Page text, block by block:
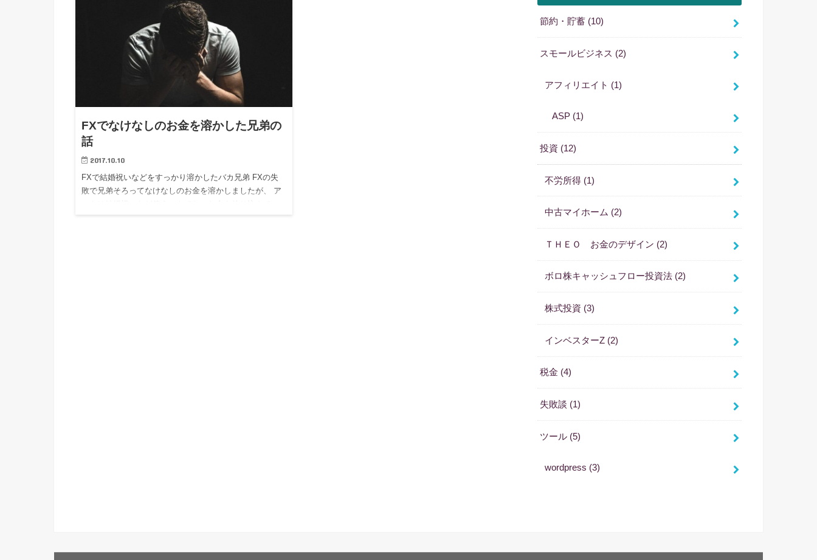
FXでなけなしのお金を溶かした兄弟の
話
2017.10.10
FXで結婚祝いなどをすっかり溶かしたバカ兄弟 FXの失
敗で兄弟そろってなけなしのお金を溶かしましたが、 ア
節約・貯蓄 (10)
スモールビジネス (2)
アフィリエイト (1)
ASP (1)
投資 (12)
不労所得 (1)
中古マイホーム (2)
ＴＨＥＯ お金のデザイン (2)
ボロ株キャッシュフロー投資法 (2)
株式投資 (3)
インベスターZ (2)
税金 (4)
失敗談 (1)
ツール (5)
wordpress (3)